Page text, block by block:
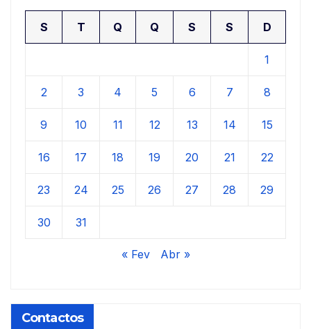
S T Q Q S S D
1
2 3 4 5 6 7 8
9 10 11 12 13 14 15
16 17 18 19 20 21 22
23 24 25 26 27 28 29
30 31
« Fev Abr »
Contactos